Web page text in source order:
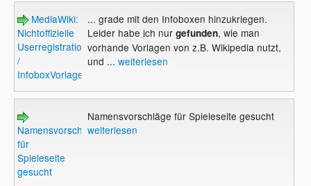
MediaWiki:
Nichtoffizielle
Userregistration
/
InfoboxVorlage
... grade mit den Infoboxen hinzukriegen.
Leider habe ich nurgefunden, wie man
vorhande Vorlagen von z.B. Wikipedia nutzt,
und ... weiterlesen
Namensvorschläge
für
Spieleseite
gesucht
Namensvorschläge für Spieleseite gesucht
weiterlesen